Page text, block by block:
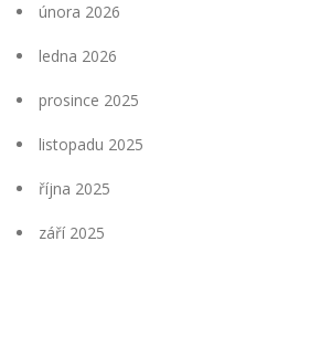
února 2026
ledna 2026
prosince 2025
listopadu 2025
října 2025
září 2025